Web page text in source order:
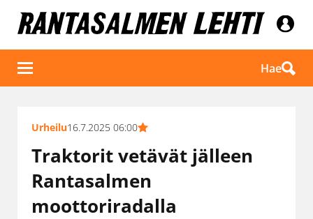
Hae
Urheilu16.7.2025 06:00
Traktorit vetävät jälleen
Rantasalmen
moottoriradalla